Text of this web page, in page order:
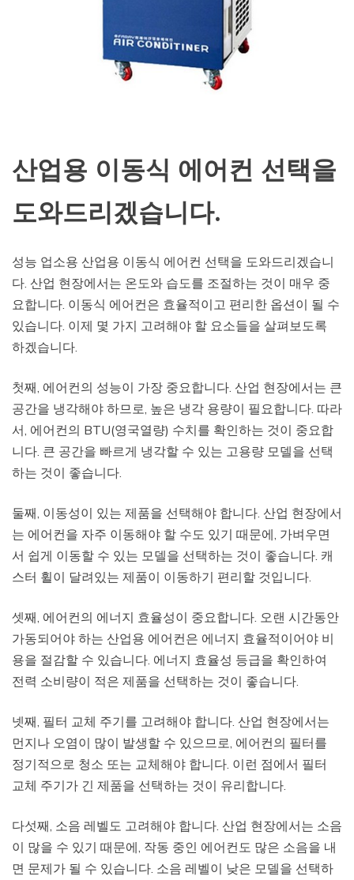
산업용 이동식 에어컨 선택을
도와드리겠습니다.
성능 업소용 산업용 이동식 에어컨 선택을 도와드리겠습니
다. 산업 현장에서는 온도와 습도를 조절하는 것이 매우 중
요합니다. 이동식 에어컨은 효율적이고 편리한 옵션이 될 수
있습니다. 이제 몇 가지 고려해야 할 요소들을 살펴보도록
하겠습니다.
첫째, 에어컨의 성능이 가장 중요합니다. 산업 현장에서는 큰
공간을 냉각해야 하므로, 높은 냉각 용량이 필요합니다. 따라
서, 에어컨의 BTU(영국열량) 수치를 확인하는 것이 중요합
니다. 큰 공간을 빠르게 냉각할 수 있는 고용량 모델을 선택
하는 것이 좋습니다.
둘째, 이동성이 있는 제품을 선택해야 합니다. 산업 현장에서
는 에어컨을 자주 이동해야 할 수도 있기 때문에, 가벼우면
서 쉽게 이동할 수 있는 모델을 선택하는 것이 좋습니다. 캐
스터 휠이 달려있는 제품이 이동하기 편리할 것입니다.
셋째, 에어컨의 에너지 효율성이 중요합니다. 오랜 시간동안
가동되어야 하는 산업용 에어컨은 에너지 효율적이어야 비
용을 절감할 수 있습니다. 에너지 효율성 등급을 확인하여
전력 소비량이 적은 제품을 선택하는 것이 좋습니다.
넷째, 필터 교체 주기를 고려해야 합니다. 산업 현장에서는
먼지나 오염이 많이 발생할 수 있으므로, 에어컨의 필터를
정기적으로 청소 또는 교체해야 합니다. 이런 점에서 필터
교체 주기가 긴 제품을 선택하는 것이 유리합니다.
다섯째, 소음 레벨도 고려해야 합니다. 산업 현장에서는 소음
이 많을 수 있기 때문에, 작동 중인 에어컨도 많은 소음을 내
면 문제가 될 수 있습니다. 소음 레벨이 낮은 모델을 선택하